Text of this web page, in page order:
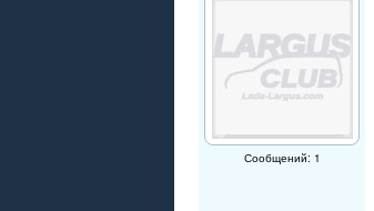
Сообщений: 1